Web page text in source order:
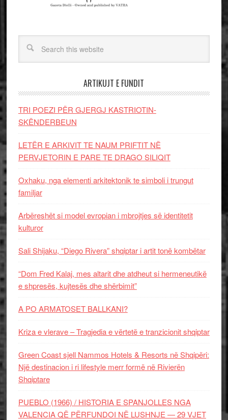
ARTIKUJT E FUNDIT
TRI POEZI PËR GJERGJ KASTRIOTIN-
SKËNDERBEUN
LETËR E ARKIVIT TE NAUM PRIFTIT NË
PERVJETORIN E PARE TE DRAGO SILIQIT
Oxhaku, nga elementi arkitektonik te simboli i trungut
familjar
Arbëreshët si model evropian i mbrojtjes së identitetit
kulturor
Sali Shijaku, “Diego Rivera” shqiptar i artit tonë kombëtar
“Dom Fred Kalaj, mes altarit dhe atdheut si hermeneutikë
e shpresës, kujtesës dhe shërbimit”
A PO ARMATOSET BALLKANI?
Kriza e vlerave – Tragjedia e vërtetë e tranzicionit shqiptar
Green Coast sjell Nammos Hotels & Resorts në Shqipëri:
Një destinacion i ri lifestyle merr formë në Rivierën
Shqiptare
PUEBLO (1966) / HISTORIA E SPANJOLLES NGA
VALENCIA QË PËRFUNDOI NË LUSHNJE — 29 VJET